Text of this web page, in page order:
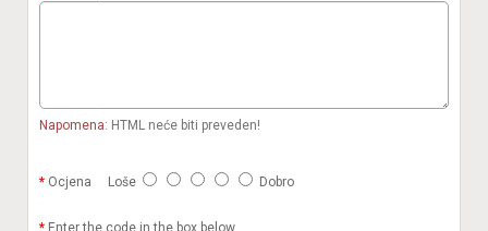
Napomena: HTML neće biti preveden!
Ocjena Loše Dobro
Enter the code in the box below